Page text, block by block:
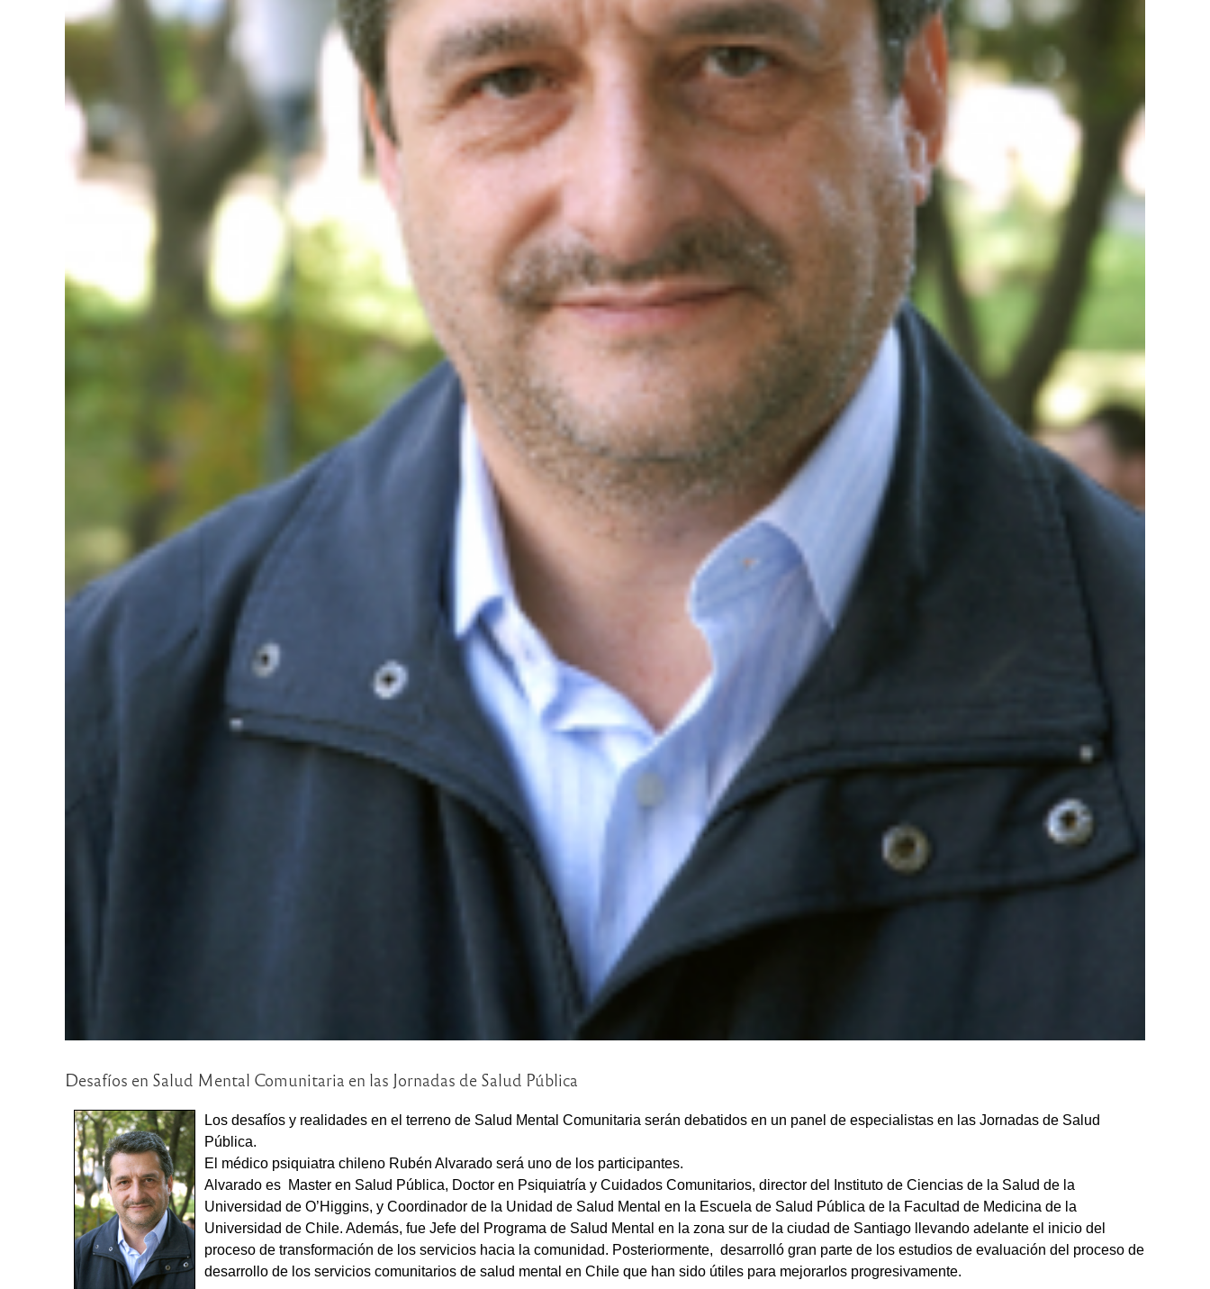
Desafíos en Salud Mental Comunitaria en las Jornadas de Salud Pública
Los desafíos y realidades en el terreno de Salud Mental Comunitaria serán debatidos en un panel de especialistas en las Jornadas de Salud
Pública.
El médico psiquiatra chileno Rubén Alvarado será uno de los participantes.
Alvarado es Master en Salud Pública, Doctor en Psiquiatría y Cuidados Comunitarios, director del Instituto de Ciencias de la Salud de la
Universidad de O’Higgins, y Coordinador de la Unidad de Salud Mental en la Escuela de Salud Pública de la Facultad de Medicina de la
Universidad de Chile. Además, fue Jefe del Programa de Salud Mental en la zona sur de la ciudad de Santiago llevando adelante el inicio del
proceso de transformación de los servicios hacia la comunidad. Posteriormente, desarrolló gran parte de los estudios de evaluación del proceso de
desarrollo de los servicios comunitarios de salud mental en Chile que han sido útiles para mejorarlos progresivamente.